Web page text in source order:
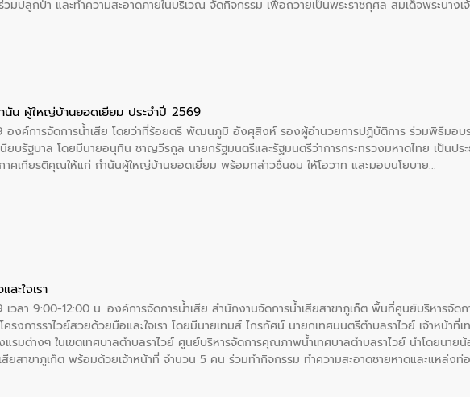
วมปลูกป่า และทําความสะอาดภายในบริเวณ จัดกิจกรรม เพื่อถวายเป็นพระราชกุศล สมเด็จพระนางเ
าชชนนีพันปีหลวง พร้อมถวายสัจปฏิญาณ ทำความดีด้วยหัวใจ
น ผู้ใหญ่บ้านยอดเยี่ยม ประจำปี 2569
งค์การจัดการน้ำเสีย โดยว่าที่ร้อยตรี พัฒนภูมิ อังศุสิงห์ รองผู้อำนวยการปฏิบัติการ ร่วมพิธีมอบ
บรัฐบาล โดยมีนายอนุทิน ชาญวีรกูล นายกรัฐมนตรีและรัฐมนตรีว่าการกระทรวงมหาดไทย เป็นปร
าศเกียรติคุณให้แก่ กำนันผู้ใหญ่บ้านยอดเยี่ยม พร้อมกล่าวชื่นชม ให้โอวาท และมอบนโยบาย
ะใจเรา
ลา 9:00-12:00 น. องค์การจัดการน้ำเสีย สำนักงานจัดการน้ำเสียสาขาภูเก็ต พื้นที่ศูนย์บริหารจัด
ครงการราไวย์สวยด้วยมือและใจเรา โดยมีนายเทมส์ ไกรทัศน์ นายกเทศมนตรีตำบลราไวย์ เจ้าหน้าที่
แรมต่างๆ ในเขตเทศบาลตำบลราไวย์ ศูนย์บริหารจัดการคุณภาพน้ำเทศบาลตำบลราไวย์ นำโดยนาย
สียสาขาภูเก็ต พร้อมด้วยเจ้าหน้าที่ จำนวน 5 คน ร่วมทำกิจกรรม ทำความสะอาดชายหาดและแหล่ง
ตำบลราไวย์ อำเภอเมือง จังหวัดภูเก็ต